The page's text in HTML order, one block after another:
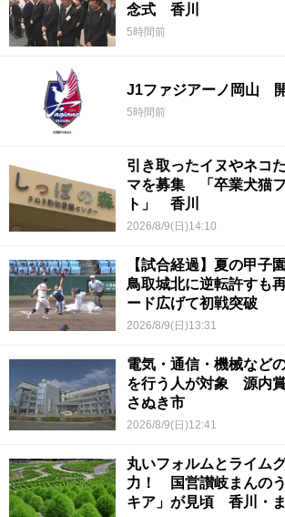
念式 香川
5時間前
J1ファジアーノ岡山
5時間前
引き取ったイヌやネコ
マを募集 「卒業犬猫
ト」 香川
2026/8/9(日)14:10
【試合経過】夏の甲
鳥取城北に逆転許すも
ード広げて初戦突破
2026/8/9(日)13:31
電気・通信・機械など
を行う人が対象 源内
さぬき市
2026/8/9(日)12:41
丸いフォルムとライム
力！ 国営讃岐まんの
キア」が見頃 香川・